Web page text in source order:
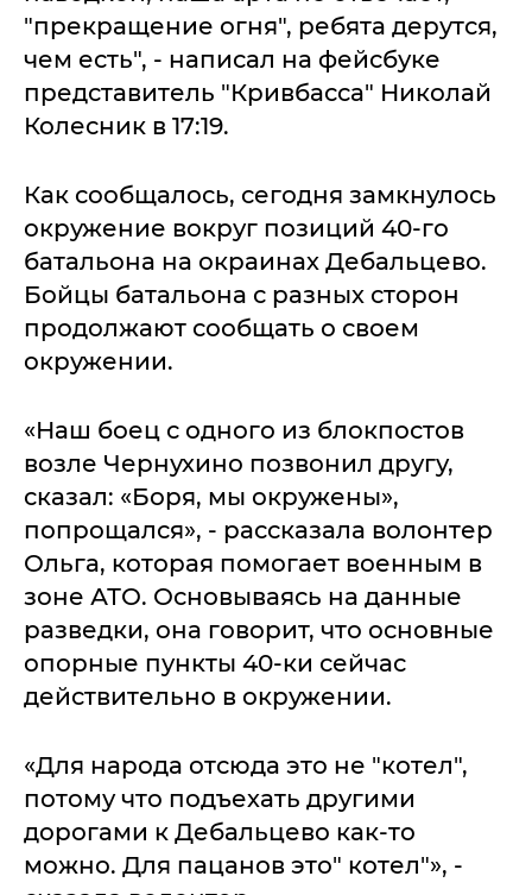
"прекращение огня", ребята дерутся,
чем есть", - написал на фейсбуке
представитель "Кривбасса" Николай
Колесник в 17:19.
Как сообщалось, сегодня замкнулось
окружение вокруг позиций 40-го
батальона на окраинах Дебальцево.
Бойцы батальона с разных сторон
продолжают сообщать о своем
окружении.
«Наш боец с одного из блокпостов
возле Чернухино позвонил другу,
сказал: «Боря, мы окружены»,
попрощался», - рассказала волонтер
Ольга, которая помогает военным в
зоне АТО. Основываясь на данные
разведки, она говорит, что основные
опорные пункты 40-ки сейчас
действительно в окружении.
«Для народа отсюда это не "котел",
потому что подъехать другими
дорогами к Дебальцево как-то
можно. Для пацанов это" котел"», -